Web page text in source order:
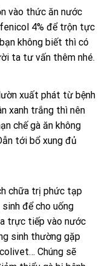
vào thức ăn nước
4% để trộn tực
không biết thì có
ta tư vấn thêm nhé.
xuất phát từ bệnh
xanh trắng thì nên
chế gà ăn không
tới bổ xung đủ
chữa trị phức tạp
sinh để cho uống
trực tiếp vào nước
sinh thường gặp
Chúng sẽ